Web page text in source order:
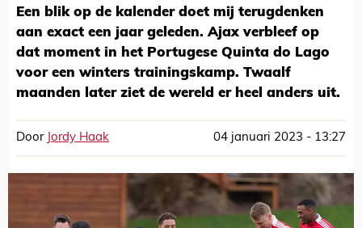
Een blik op de kalender doet mij terugdenken
aan exact een jaar geleden. Ajax verbleef op
dat moment in het Portugese Quinta do Lago
voor een winters trainingskamp. Twaalf
maanden later ziet de wereld er heel anders uit.
Door Jordy Haak 04 januari 2023 - 13:27